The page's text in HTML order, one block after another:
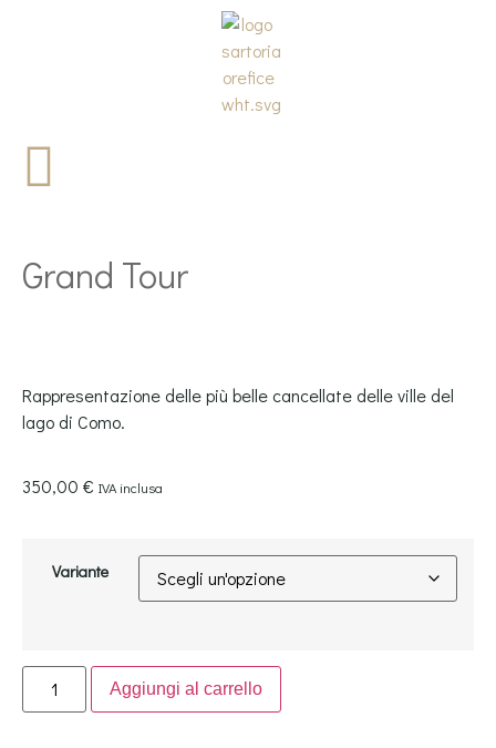
Grand Tour
Rappresentazione delle più belle cancellate delle ville del
lago di Como.
350,00 € IVA inclusa
Variante
Aggiungi al carrello